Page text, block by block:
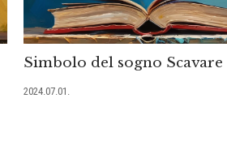
Simbolo del sogno Scavare
2024.07.01.